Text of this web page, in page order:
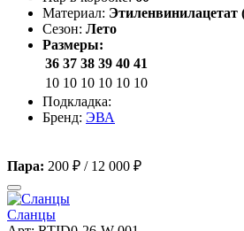
Материал:
Сезон: Лето
Размеры:
36 37 38 39 40 41
10 10 10 10 10 10
Подкладка:
Бренд: ЭВА
Пара: 200 ₽ / 12 000 ₽
Сланцы